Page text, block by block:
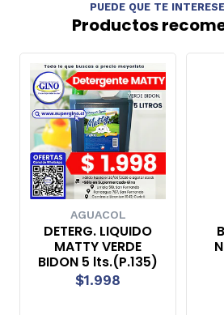
PUEDE QUE TE
Productos
AGUACOL
DETERG. LIQUIDO
MATTY VERDE
BIDON 5 lts.(P.135)
$1.998